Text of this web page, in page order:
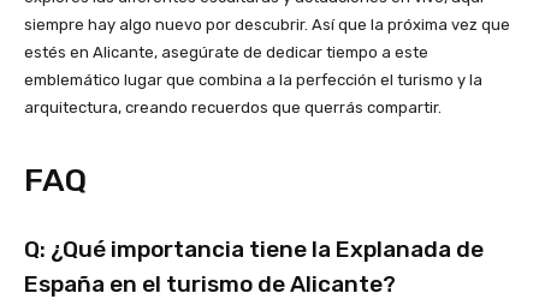
siempre hay algo nuevo por descubrir. Así que la próxima vez que
estés en Alicante, asegúrate de dedicar tiempo a este
emblemático lugar que combina a la perfección el turismo y la
arquitectura, creando recuerdos que querrás compartir.
FAQ
Q: ¿Qué importancia tiene la Explanada de
España en el turismo de Alicante?